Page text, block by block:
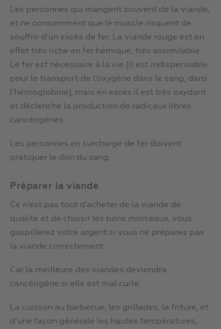
Les personnes qui mangent souvent de la viande,
et ne consomment que le muscle risquent de
souffrir d’un excès de fer. La viande rouge est en
effet très riche en fer hémique, très assimilable.
Le fer est nécessaire à la vie (il est indispensable
pour le transport de l’oxygène dans le sang, dans
l’hémoglobine), mais en excès il est très oxydant
et déclenche la production de radicaux libres
cancérigènes.
Les personnes en surcharge de fer doivent
pratiquer le don du sang.
Préparer la viande
Ce n’est pas tout d’acheter de la viande de
qualité et de choisir les bons morceaux, vous
gaspillerez votre argent si vous ne préparez pas
la viande correctement.
Car la meilleure des viandes deviendra
cancérigène si elle est mal cuite.
La cuisson au barbecue, les grillades, la friture, et
d’une façon générale les hautes températures,